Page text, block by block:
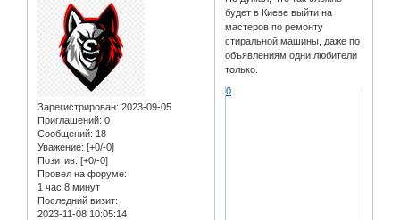
Зарегистрирован: 2023-09-05
Приглашений: 0
Сообщений: 18
Уважение: [+0/-0]
Позитив: [+0/-0]
Провел на форуме:
1 час 8 минут
Последний визит:
2023-11-08 10:05:14
будет в Киеве выйти на
мастеров по ремонту
стиральной машины, даже по
объявлениям одни любители
только.
0